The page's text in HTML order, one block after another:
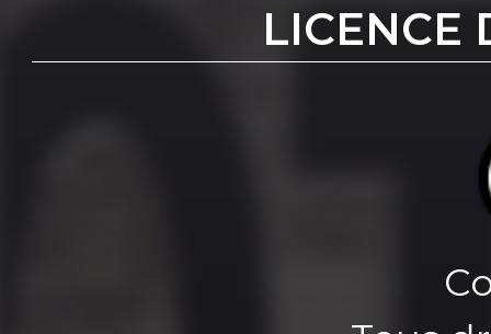
LICENCE